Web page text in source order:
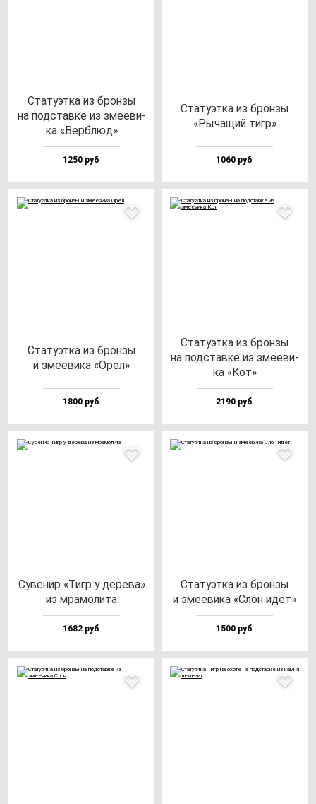
Ста­ту­эт­ка из брон­зы
на под­став­ке из зме­еви­
ка «Вер­блюд»
1250 руб
Ста­ту­эт­ка из брон­зы
«Рыча­щий тигр»
1060 руб
Ста­ту­эт­ка из брон­зы
и зме­еви­ка «Орел»
1800 руб
Ста­ту­эт­ка из брон­зы
на под­став­ке из зме­еви­
ка «Кот»
2190 руб
Суве­нир «Тигр у де­ре­ва»
из мра­мо­ли­та
1682 руб
Ста­ту­эт­ка из брон­зы
и зме­еви­ка «Слон идет»
1500 руб